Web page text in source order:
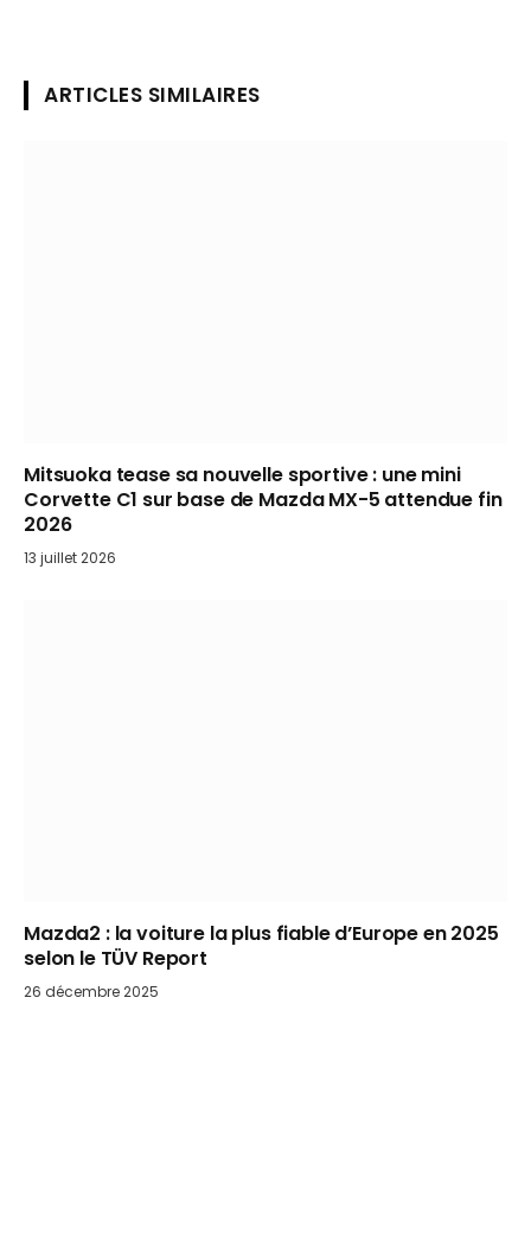
ARTICLES SIMILAIRES
Mitsuoka tease sa nouvelle sportive : une mini
Corvette C1 sur base de Mazda MX-5 attendue fin
2026
13 juillet 2026
Mazda2 : la voiture la plus fiable d’Europe en 2025
selon le TÜV Report
26 décembre 2025